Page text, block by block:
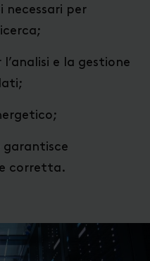
necessari per
e la gestione
garantisce
corretta.